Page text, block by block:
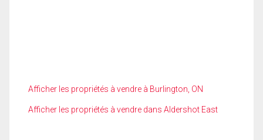
Afficher les propriétés à vendre à Burlington, ON
Afficher les propriétés à vendre dans Aldershot East